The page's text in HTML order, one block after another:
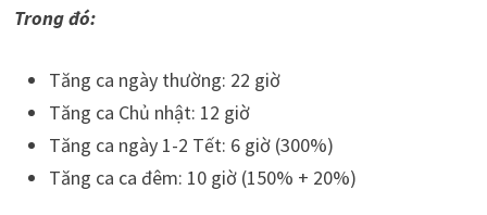
Trong đó:
Tăng ca ngày thường: 22 giờ
Tăng ca Chủ nhật: 12 giờ
Tăng ca ngày 1-2 Tết: 6 giờ (300%)
Tăng ca ca đêm: 10 giờ (150% + 20%)